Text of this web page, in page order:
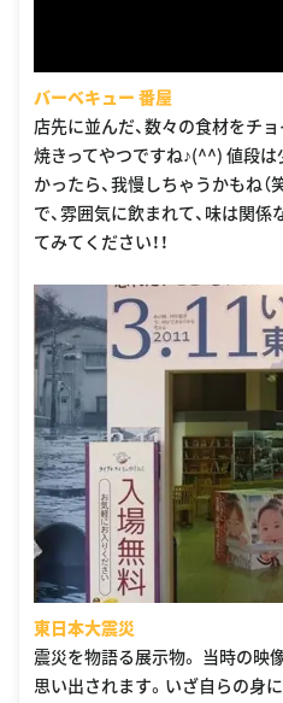
バーベキュー 番屋
店先に並んだ、数々の食材をチョ
焼きってやつですね♪(^^) 値段
かったら、我慢しちゃうかもね（
で、雰囲気に飲まれて、味は関係
てみてください！！
東日本大震災
震災を物語る展示物。 当時の映
思い出されます。いざ自らの身